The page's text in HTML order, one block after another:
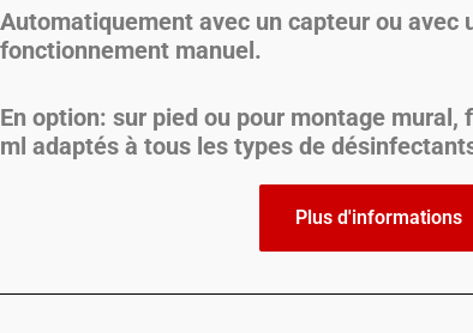
Automatiquement avec un capteur ou avec
fonctionnement manuel.
En option: sur pied ou pour montage mural,
ml adaptés à tous les types de
Plus d'informations